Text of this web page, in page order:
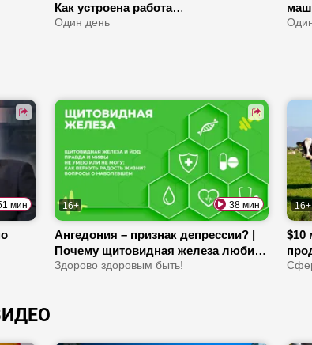
Как устроена работа
«Белоруснефти»? | Про товар-
Один день
мин 16+ 38 мин
Ангедония – признак депрессии? |
Почему щитовидная железа любит
йод? | На что указывает
Здорово здоровым быть!
16+
$10